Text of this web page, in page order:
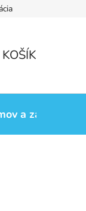
a záhrada